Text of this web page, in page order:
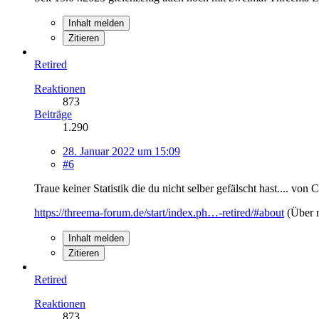
Inhalt melden
Zitieren
Retired
Reaktionen
873
Beiträge
1.290
28. Januar 2022 um 15:09
#6
Traue keiner Statistik die du nicht selber gefälscht hast.... von
https://threema-forum.de/start/index.ph…-retired/#about (Über
Inhalt melden
Zitieren
Retired
Reaktionen
873